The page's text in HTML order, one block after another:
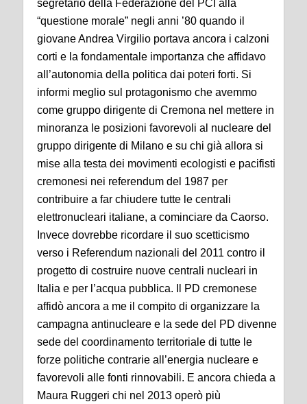
segretario della Federazione del PCI alla
“questione morale” negli anni ’80 quando il
giovane Andrea Virgilio portava ancora i calzoni
corti e la fondamentale importanza che affidavo
all’autonomia della politica dai poteri forti. Si
informi meglio sul protagonismo che avemmo
come gruppo dirigente di Cremona nel mettere in
minoranza le posizioni favorevoli al nucleare del
gruppo dirigente di Milano e su chi già allora si
mise alla testa dei movimenti ecologisti e pacifisti
cremonesi nei referendum del 1987 per
contribuire a far chiudere tutte le centrali
elettronucleari italiane, a cominciare da Caorso.
Invece dovrebbe ricordare il suo scetticismo
verso i Referendum nazionali del 2011 contro il
progetto di costruire nuove centrali nucleari in
Italia e per l’acqua pubblica. Il PD cremonese
affidò ancora a me il compito di organizzare la
campagna antinucleare e la sede del PD divenne
sede del coordinamento territoriale di tutte le
forze politiche contrarie all’energia nucleare e
favorevoli alle fonti rinnovabili. E ancora chieda a
Maura Ruggeri chi nel 2013 operò più